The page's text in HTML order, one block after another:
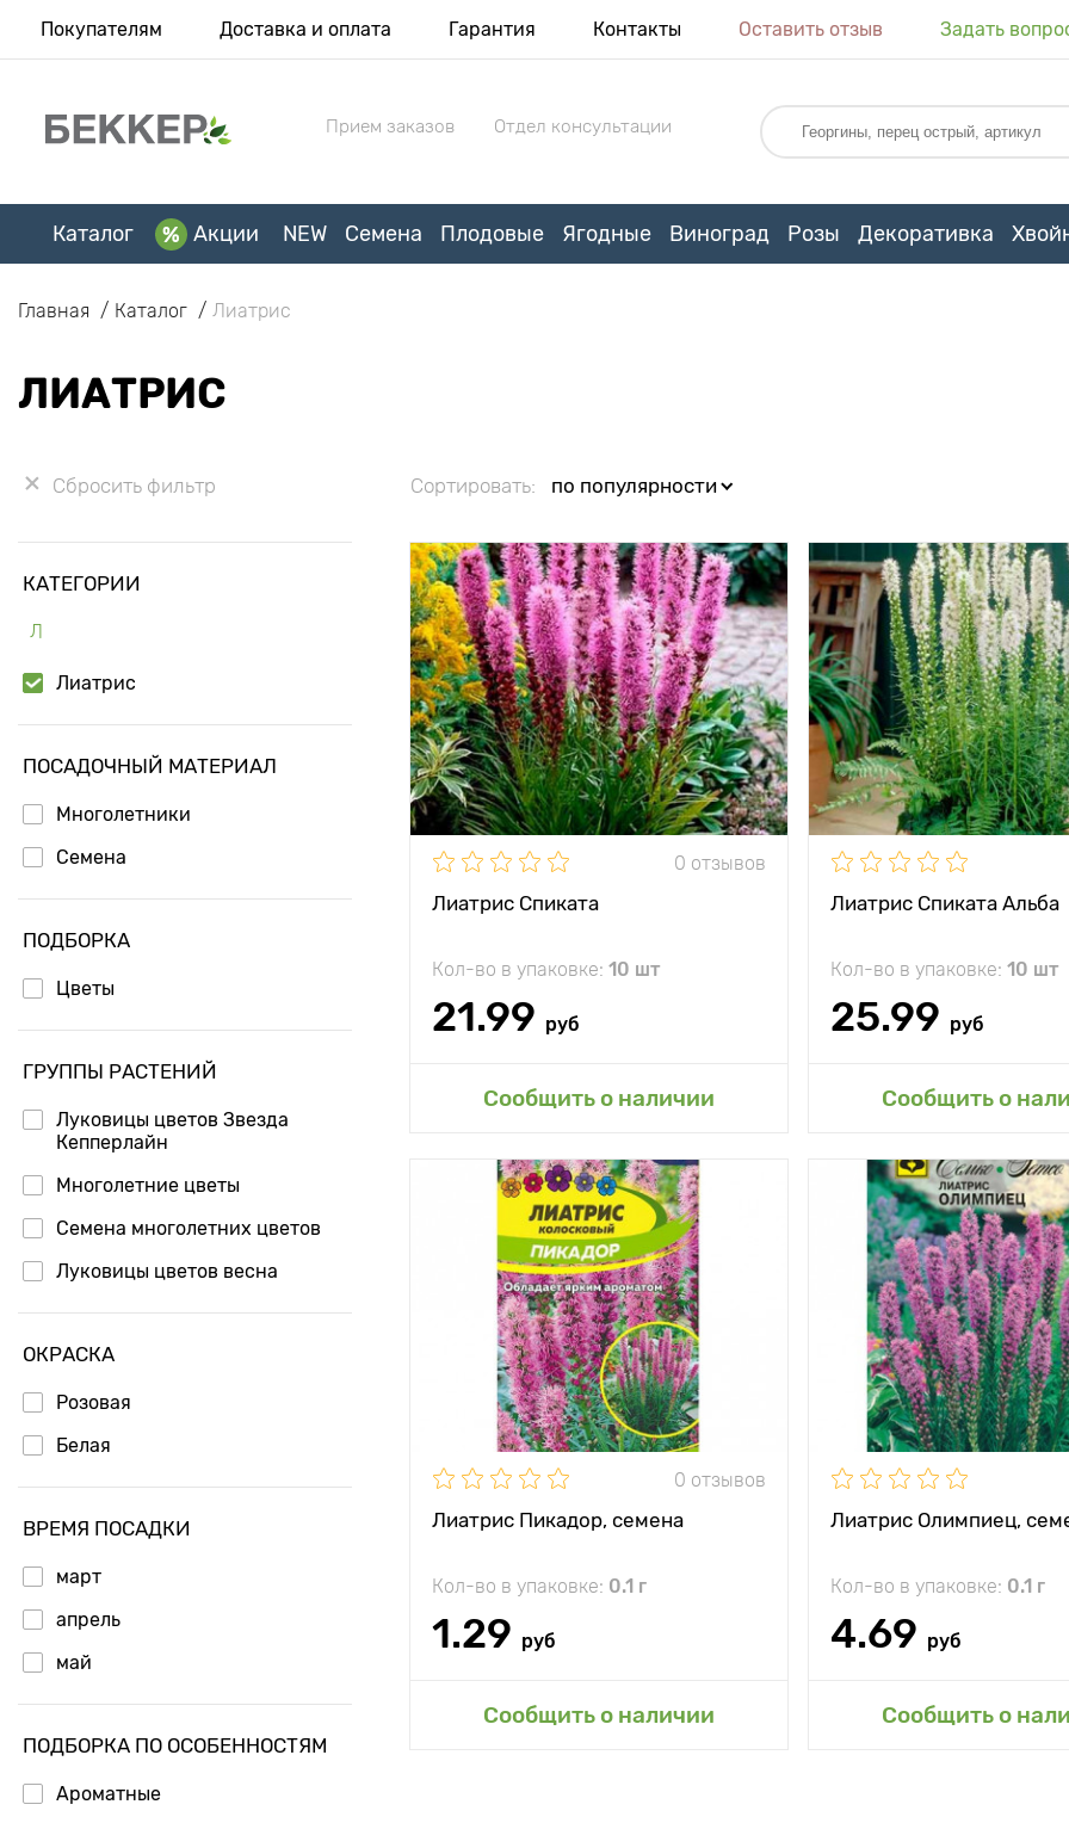
Покупателям Доставка и оплата Гарантия Контакты Оставить отзыв Задать
Прием заказов Отдел консультации
Каталог Акции NEW Семена Плодовые Ягодные Виноград Розы Декоративка
Главная Каталог Лиатрис
ЛИАТРИС
Сбросить фильтр
КАТЕГОРИИ
Л
Лиатрис
ПОСАДОЧНЫЙ МАТЕРИАЛ
Многолетники
Семена
ПОДБОРКА
Цветы
ГРУППЫ РАСТЕНИЙ
Луковицы цветов Звезда
Кепперлайн
Многолетние цветы
Семена многолетних цветов
Луковицы цветов весна
ОКРАСКА
Розовая
Белая
ВРЕМЯ ПОСАДКИ
март
апрель
май
ПОДБОРКА ПО ОСОБЕННОСТЯМ
Ароматные
Сортировать: по популярности
0 отзывов
Лиатрис Спиката
Кол-во в упаковке: 10 шт
21.99 руб
Сообщить о наличии
Особенности
Любимое растение
флористов
Высота растения
50 - 60 см, ширина
50 см
Растояние между
растениями
15 - 20 см
Местоположение солнце, полутень
Морозостойкость минус 35°C
Добавить в мой сад
Лиатрис Спиката Альба
Кол-во в упаковке: 10 шт
25.99 руб
Сообщить о
Особенности
Высота растения
50 -
Растояние между
растениями
Местоположение
Морозостойкость
Добавить в мой
0 отзывов
Лиатрис Пикадор, семена
Кол-во в упаковке: 0.1 г
1.29 руб
Сообщить о наличии
Лиатрис Олимпиец,
Кол-во в упаковке: 0.1 г
4.69 руб
Сообщить о
Добавить в мой